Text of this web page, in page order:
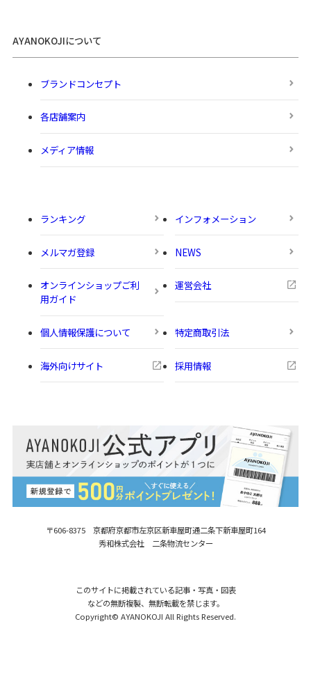
〒606-8375 京都府京都市左京区新車屋町通二条下新車屋町164
秀和株式会社 二条物流センター
AYANOKOJIについて
ブランドコンセプト
各店舗案内
メディア情報
ランキング インフォメーション
メルマガ登録 NEWS
オンラインショップご利
用ガイド
運営会社
個人情報保護について 特定商取引法
海外向けサイト 採用情報
このサイトに掲載されている記事・写真・図表
などの無断複製、無断転載を禁じます。
Copyright© AYANOKOJI All Rights Reserved.